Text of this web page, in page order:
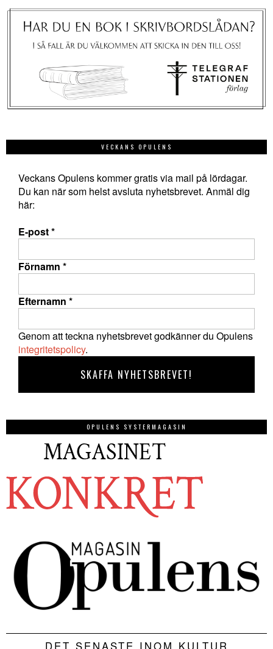
VECKANS OPULENS
Veckans Opulens kommer gratis via mail på lördagar.
Du kan när som helst avsluta nyhetsbrevet. Anmäl dig
här:
E-post*
Förnamn *
Efternamn *
Genom att teckna nyhetsbrevet godkänner du Opulens
integritetspolicy.
OPULENS SYSTERMAGASIN
DET SENASTE INOM KULTUR